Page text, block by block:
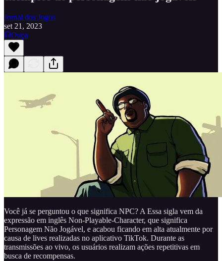
Jornal dos Jogos
set 21, 2023
Ouça
Você já se perguntou o que significa NPC? A Essa sigla vem da
expressão em inglês Non-Playable-Character, que significa
Personagem Não Jogável, e acabou ficando em alta atualmente por
causa de lives realizadas no aplicativo TikTok. Durante as
transmissões ao vivo, os usuários realizam ações repetitivas em
busca de recompensas.